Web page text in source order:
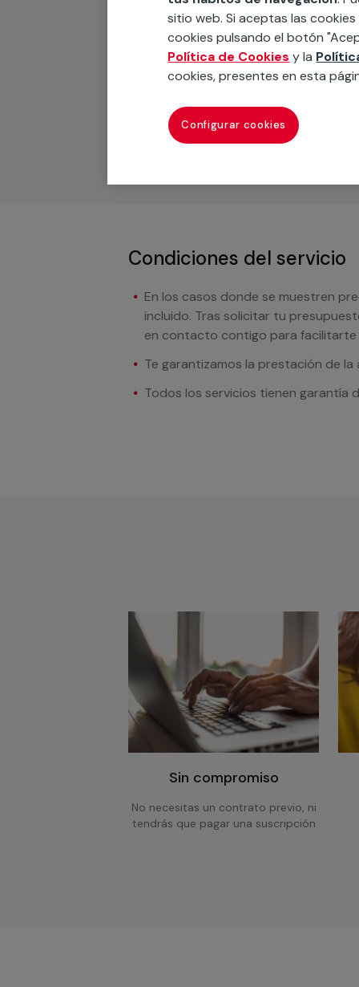
Recuerda que en
materiales, equipamientos,
cuando te llamemos.
Condiciones del servicio
En los casos donde se muestren
incluido. Tras solicitar tu
en contacto contigo para
Te garantizamos la prestación de
Todos los servicios tienen garantía
Sin compromiso
No necesitas un contrato previo, ni
tendrás que pagar una suscripción
sitio web. Si aceptas las
cookies pulsando el botón
Política de Cookies y la
cookies, presentes en esta
Configurar cookies